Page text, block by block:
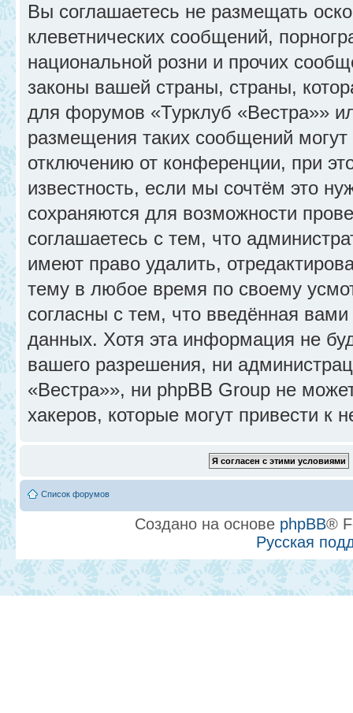
Вы соглашаетесь не размещать
клеветнических сообщений,
национальной розни и прочих
законы вашей страны, страны,
для форумов «Турклуб «Вестра»»
размещения таких сообщений
отключению от конференции, при
известность, если мы сочтём это
сохраняются для возможности
соглашаетесь с тем, что
имеют право удалить,
тему в любое время по своему
согласны с тем, что введённая
данных. Хотя эта информация не
вашего разрешения, ни
«Вестра»», ни phpBB Group не
хакеров, которые могут привести к
Список форумов
Создано на основе phpBB®
Русская